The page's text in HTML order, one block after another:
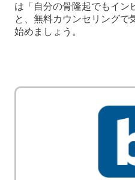
は「自分の骨隆起でもイン
と、無料カウンセリングで
始めましょう。